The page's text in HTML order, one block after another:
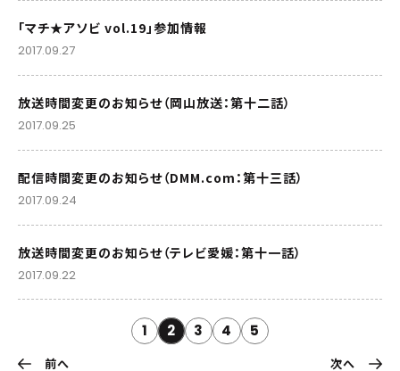
「マチ★アソビ vol.19」参加情報
2017.09.27
放送時間変更のお知らせ（岡山放送：第十二話）
2017.09.25
配信時間変更のお知らせ（DMM.com：第十三話）
2017.09.24
放送時間変更のお知らせ（テレビ愛媛：第十一話）
2017.09.22
1 2 3 4 5
前へ 次へ